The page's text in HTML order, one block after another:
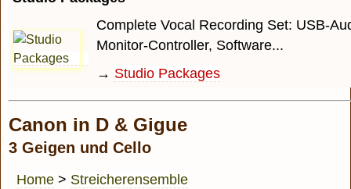
Complete Vocal Recording Set: USB-
Monitor-Controller, Software...
→ Studio Packages
Canon in D & Gigue
3 Geigen und Cello
Home > Streicherensemble